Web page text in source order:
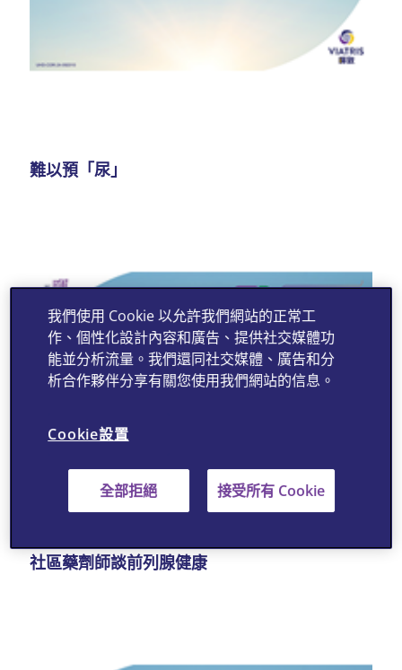
難以預「尿」
社區藥劑師談前列腺健康
我們使用 Cookie 以允許我們網站的正常工
作、個性化設計內容和廣告、提供社交媒體功
能並分析流量。我們還同社交媒體、廣告和分
析合作夥伴分享有關您使用我們網站的信息。
Cookie設置
全部拒絕 接受所有 Cookie